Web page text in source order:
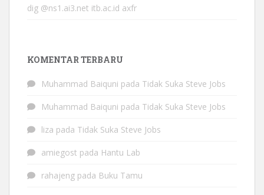
dig @ns1.ai3.net itb.ac.id axfr
KOMENTAR TERBARU
Muhammad Baiquni pada Tidak Suka Steve Jobs
Muhammad Baiquni pada Tidak Suka Steve Jobs
liza pada Tidak Suka Steve Jobs
amiegost pada Hantu Lab
rahajeng pada Buku Tamu